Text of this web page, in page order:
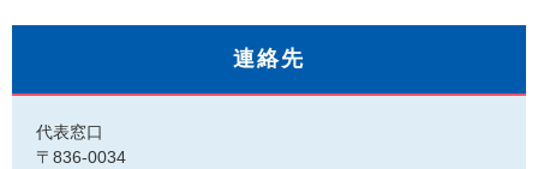
連絡先
代表窓口
〒836-0034